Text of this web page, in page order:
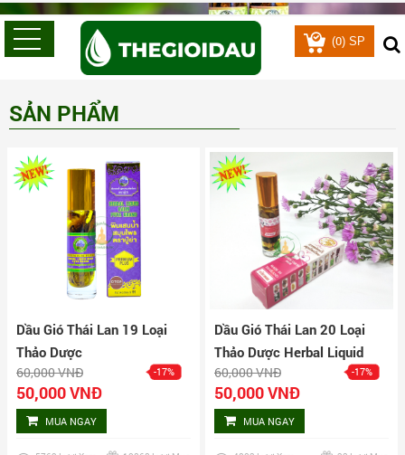
(0) SP
SẢN PHẨM
Dầu Gió Thái Lan 19 Loại
Thảo Dược
60,000 VNĐ -17%
50,000 VNĐ
MUA NGAY
Dầu Gió Thái Lan 20 Loại
Thảo Dược Herbal Liquid
Balm
60,000 VNĐ -17%
50,000 VNĐ
MUA NGAY